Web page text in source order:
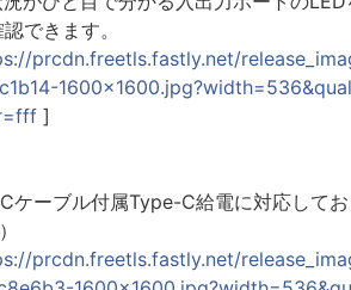
できます。
prcdn.freetls.fastly.net/
]
ケーブル付属Type-C給電に対応して
prcdn.freetls.fastly.net/